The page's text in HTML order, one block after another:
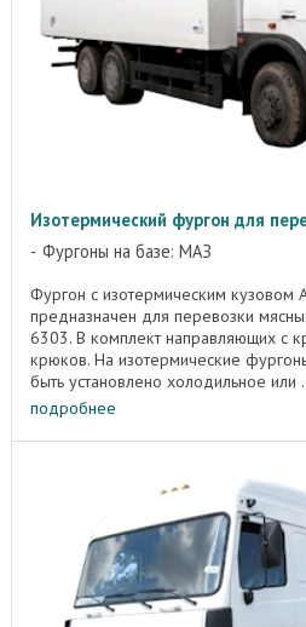
Изотермический фургон для
Фургоны на базе: МАЗ
Фургон с изотермическим
предназначен для перевозки
6303. В комплект направляющих с
крюков. На изотермические
быть установлено холодильное или
подробнее